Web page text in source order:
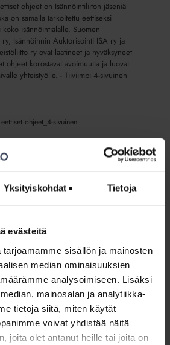
Yksityiskohdat Tietoja
evästeitä
sisällön ja mainosten
median ominaisuuksien
analysoimiseen. Lisäksi
mainosalan ja analytiikka-
tietoja siitä, miten käytät
voivat yhdistää näitä
joita olet antanut heille tai joita on
ohjeet on Isännöintiliiton jäseniä
on samalla tarkoitettu eettiseksi
koko isännöintialalle. Suomen
ry, Isännöinnin Auktorisointi ISA ry ja
ry ovat laatineet ja hyväksyneet
ohjeet korostavat avoimuutta ja luovat
yhteistyölle. - Tiiviimpi 4-sivuinen
ohjeet_4-sivuinen
on samalla tarkoitettu eettiseksi
koko isännöintialalle. Suomen
ry, Isännöinnin Auktorisointi ISA ry ja
ry ovat laatineet ja hyväksyneet
ohjeet korostavat avoimuutta ja luovat
yhteistyölle. - 8-sivuinen versio
ohjeet_8-sivua